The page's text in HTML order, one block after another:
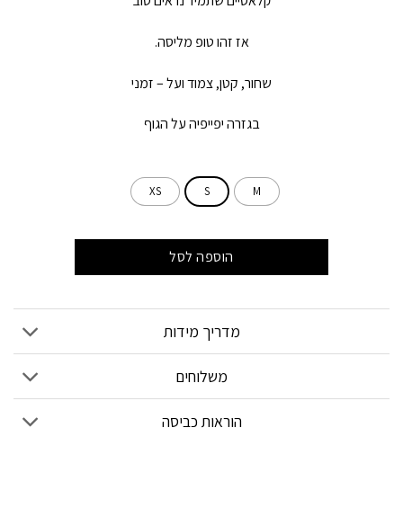
אז זהו טופ מליסה.
שחור, קטן, צמוד ועל – זמני
בגזרה יפייפיה על הגוף
M
S
XS
הוספה לסל
מדריך מידות
משלוחים
הוראות כביסה